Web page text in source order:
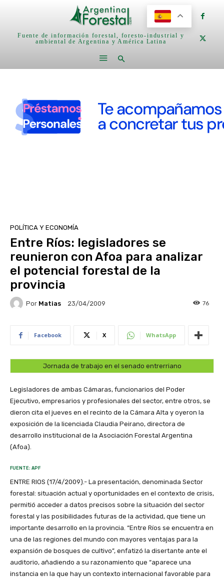
Fuente de información forestal, foresto-industrial y
ambiental de Argentina y América Latina
POLÍTICA Y ECONOMÍA
Entre Ríos: legisladores se
reunieron con Afoa para analizar
el potencial forestal de la
provincia
Por Matias 23/04/2009 76
Facebook X WhatsApp
Jornada de trabajo en el senado entrerriano
Legisladores de ambas Cámaras, funcionarios del Poder
Ejecutivo, empresarios y profesionales del sector, entre otros, se
dieron cita el jueves en el recinto de la Cámara Alta y oyeron la
exposición de la licenciada Claudia Peirano, directora de
desarrollo institucional de la Asociación Forestal Argentina
(Afoa).
FUENTE: APF
ENTRE RIOS (17/4/2009).- La presentación, denominada Sector
forestal: situación actual y oportunidades en el contexto de crisis,
permitió acceder a datos precisos sobre la situación del sector
forestal y las posibilidades futuras de la actividad, que tiene un
importante desarrollo en la provincia. “Entre Ríos se encuentra en
una de las regiones del mundo con mayores ventajas para la
expansión de bosques de cultivo”, enfatizó la disertante ante el
auditorio, añadiendo a su razonamiento que “aparece una
instancia en la que hay un contexto internacional favorable para